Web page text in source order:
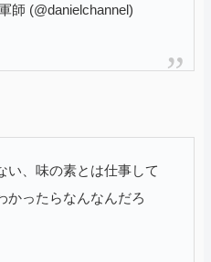
師 (@danielchannel)
い、味の素とは仕事して
かったらなんなんだろ